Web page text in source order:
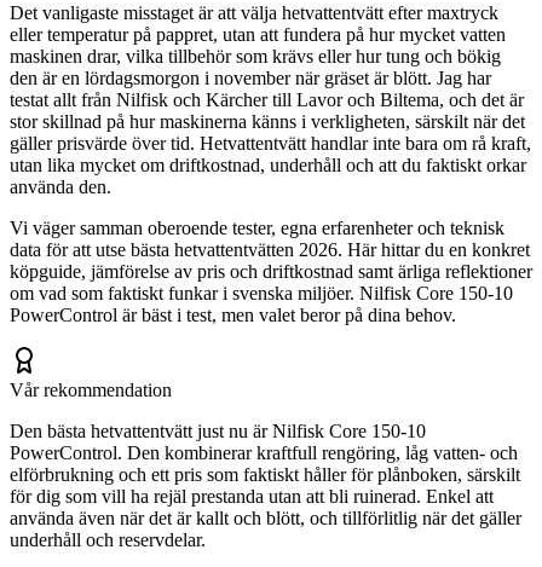
Det vanligaste misstaget är att välja hetvattentvätt efter maxtryck
eller temperatur på pappret, utan att fundera på hur mycket vatten
maskinen drar, vilka tillbehör som krävs eller hur tung och bökig
den är en lördagsmorgon i november när gräset är blött. Jag har
testat allt från Nilfisk och Kärcher till Lavor och Biltema, och det är
stor skillnad på hur maskinerna känns i verkligheten, särskilt när det
gäller prisvärde över tid. Hetvattentvätt handlar inte bara om rå kraft,
utan lika mycket om driftkostnad, underhåll och att du faktiskt orkar
använda den.
Vi väger samman oberoende tester, egna erfarenheter och teknisk
data för att utse bästa hetvattentvätten 2026. Här hittar du en konkret
köpguide, jämförelse av pris och driftkostnad samt ärliga reflektioner
om vad som faktiskt funkar i svenska miljöer. Nilfisk Core 150-10
PowerControl är bäst i test, men valet beror på dina behov.
Vår rekommendation
Den bästa hetvattentvätt just nu är Nilfisk Core 150-10
PowerControl. Den kombinerar kraftfull rengöring, låg vatten- och
elförbrukning och ett pris som faktiskt håller för plånboken, särskilt
för dig som vill ha rejäl prestanda utan att bli ruinerad. Enkel att
använda även när det är kallt och blött, och tillförlitlig när det gäller
underhåll och reservdelar.